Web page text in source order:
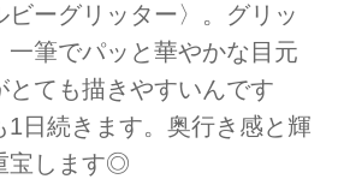
ビーグリッター〉。グリッ
一筆でパッと華やかな目元
とても描きやすいんです
1日続きます。奥行き感と輝
宝します◎